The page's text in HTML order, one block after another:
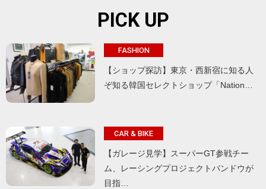
PICK UP
FASHION
【ショップ探訪】東京・西新宿に知る人
ぞ知る韓国セレクトショップ「Nation…
CAR & BIKE
【ガレージ見学】スーパーGT参戦チー
ム、レーシングプロジェクトバンドウが
目指…